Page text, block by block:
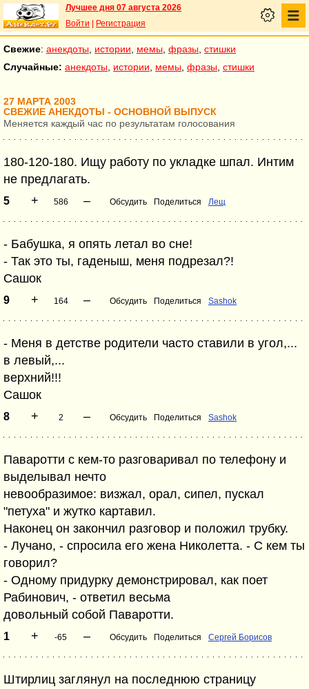
Лучшее дня 07 августа 2026
Войти
Регистрация
Свежие: анекдоты истории мемы фразы стишки
Случайные: анекдоты истории мемы фразы стишки
27 МАРТА 2003
СВЕЖИЕ АНЕКДОТЫ - ОСНОВНОЙ ВЫПУСК
Меняется каждый час по результатам голосования
180-120-180. Ищу работу по укладке шпал. Интим
не предлагать.
5 + 586 – Обсудить Поделиться Лещ
- Бабушка, я опять летал во сне!
- Так это ты, гаденыш, меня подрезал?!
Сашок
9 + 164 – Обсудить Поделиться Sashok
- Меня в детстве родители часто ставили в угол,...
в левый,...
верхний!!!
Сашок
8 + 2 – Обсудить Поделиться Sashok
Паваротти с кем-то разговаривал по телефону и
выделывал нечто
невообразимое: визжал, орал, сипел, пускал
"петуха" и жутко картавил.
Наконец он закончил разговор и положил трубку.
- Лучано, - спросила его жена Николетта. - С кем ты
говорил?
- Одному придурку демонстрировал, как поет
Рабинович, - ответил весьма
довольный собой Паваротти.
1 + -65 – Обсудить Поделиться Сергей Борисов
Штирлиц заглянул на последнюю страницу